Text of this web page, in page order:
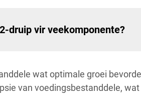
druip vir veekomponente?
wat optimale groei
van voedingsbestanddele,